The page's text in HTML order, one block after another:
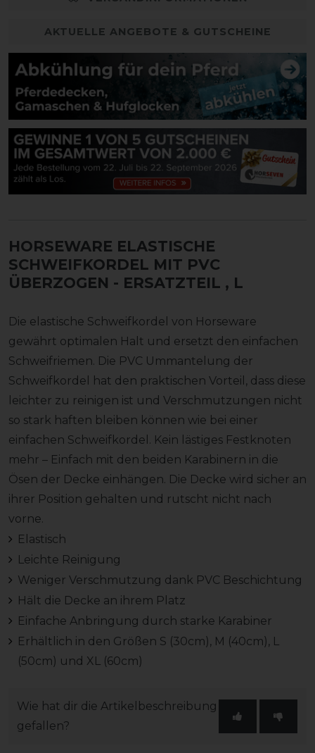
AKTUELLE ANGEBOTE & GUTSCHEINE
HORSEWARE ELASTISCHE
SCHWEIFKORDEL MIT PVC
ÜBERZOGEN - ERSATZTEIL , L
Die elastische Schweifkordel von Horseware
gewährt optimalen Halt und ersetzt den einfachen
Schweifriemen. Die PVC Ummantelung der
Schweifkordel hat den praktischen Vorteil, dass diese
leichter zu reinigen ist und Verschmutzungen nicht
so stark haften bleiben können wie bei einer
einfachen Schweifkordel. Kein lästiges Festknoten
mehr – Einfach mit den beiden Karabinern in die
Ösen der Decke einhängen. Die Decke wird sicher an
ihrer Position gehalten und rutscht nicht nach
vorne.
Elastisch
Leichte Reinigung
Weniger Verschmutzung dank PVC Beschichtung
Hält die Decke an ihrem Platz
Einfache Anbringung durch starke Karabiner
Erhältlich in den Größen S (30cm), M (40cm), L
(50cm) und XL (60cm)
Wie hat dir die Artikelbeschreibung
gefallen?